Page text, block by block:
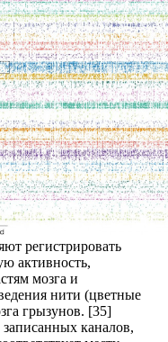
регистрировать
активность,
мозга и
нити (цветные
грызунов. [35]
каналов,